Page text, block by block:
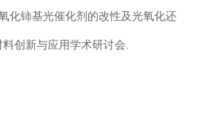
化铈基光催化剂的改性及光氧化还
创新与应用学术研讨会.